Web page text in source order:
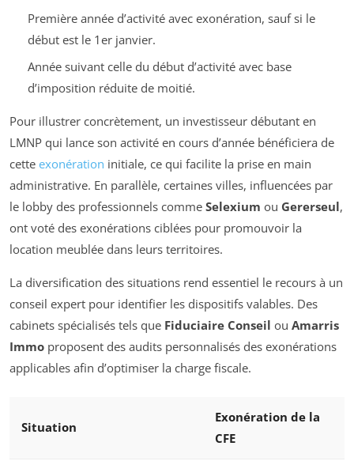
Première année d’activité avec exonération, sauf si le
début est le 1er janvier.
Année suivant celle du début d’activité avec base
d’imposition réduite de moitié.
Pour illustrer concrètement, un investisseur débutant en
LMNP qui lance son activité en cours d’année bénéficiera de
cette exonération initiale, ce qui facilite la prise en main
administrative. En parallèle, certaines villes, influencées par
le lobby des professionnels comme Selexium ou Gererseul,
ont voté des exonérations ciblées pour promouvoir la
location meublée dans leurs territoires.
La diversification des situations rend essentiel le recours à un
conseil expert pour identifier les dispositifs valables. Des
cabinets spécialisés tels que Fiduciaire Conseil ou Amarris
Immo proposent des audits personnalisés des exonérations
applicables afin d’optimiser la charge fiscale.
Situation
Exonération de la
CFE